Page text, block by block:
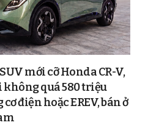
mới cỡ Honda CR-V,
không quá 580 triệu
điện hoặc EREV, bán ở